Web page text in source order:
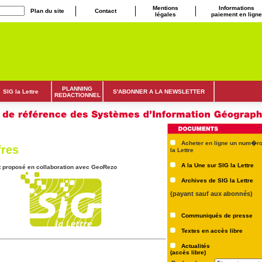
Plan du site Contact
Mentions
légales
Informations
paiement en ligne
SIG la Lettre
PLANNING
REDACTIONNEL
S'ABONNER A LA NEWSLETTER
en collaboration avec GeoRezo
Acheter en ligne un
la Lettre
A la Une sur SIG la Lettre
Archives de SIG la Lettre
(payant sauf aux abonnés)
Communiqués de presse
Textes en accès libre
Actualités
(accès libre)